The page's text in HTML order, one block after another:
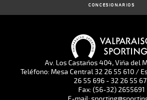
CONCESIONARIOS
Av. Los Castaños 404, Viña del
Teléfono: Mesa Central 32 26 55 610 /
26 55 696 - 32 26 55
Fax: (56-32) 2655691